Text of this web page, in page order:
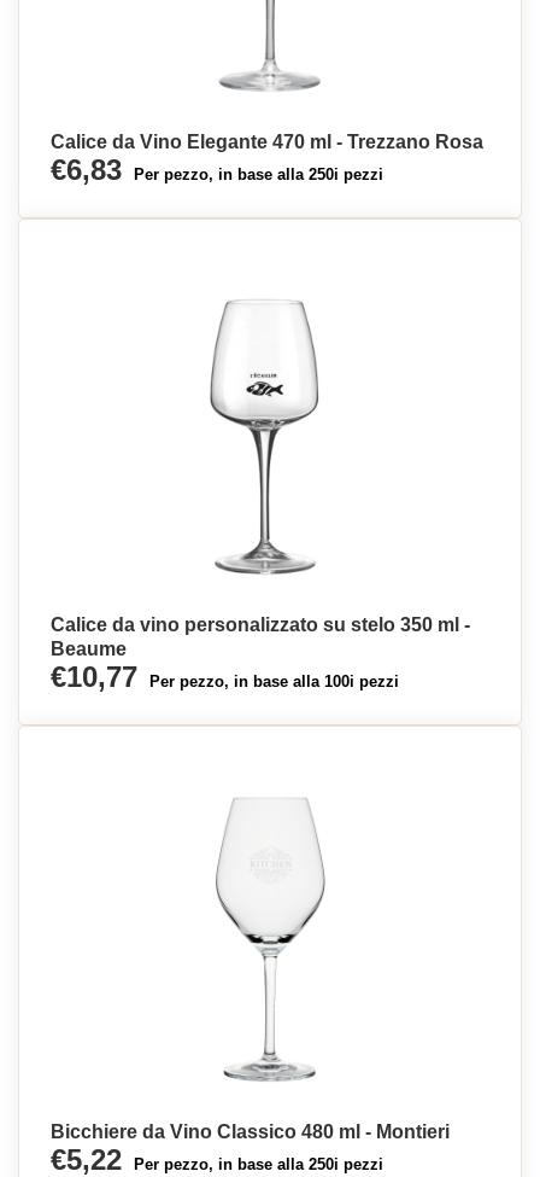
Calice da Vino Elegante 470 ml - Trezzano Rosa
€6,83 Per pezzo, in base alla 250i pezzi
Calice da vino personalizzato su stelo 350 ml -
Beaume
€10,77 Per pezzo, in base alla 100i pezzi
Bicchiere da Vino Classico 480 ml - Montieri
€5,22 Per pezzo, in base alla 250i pezzi